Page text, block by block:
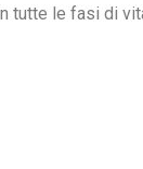
tutte le fasi di